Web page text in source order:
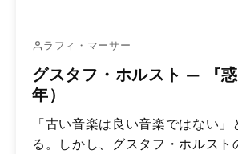
ラフィ・マーサー
グスタフ・ホルスト — 『
年）
「古い音楽は良い音楽ではない」
る。しかし、グスタフ・ホルスト